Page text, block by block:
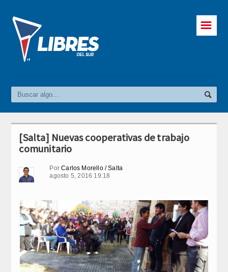
☰
[Salta] Nuevas cooperativas de trabajo
comunitario
PorCarlos Morello / Salta
agosto 5, 2016 19:18